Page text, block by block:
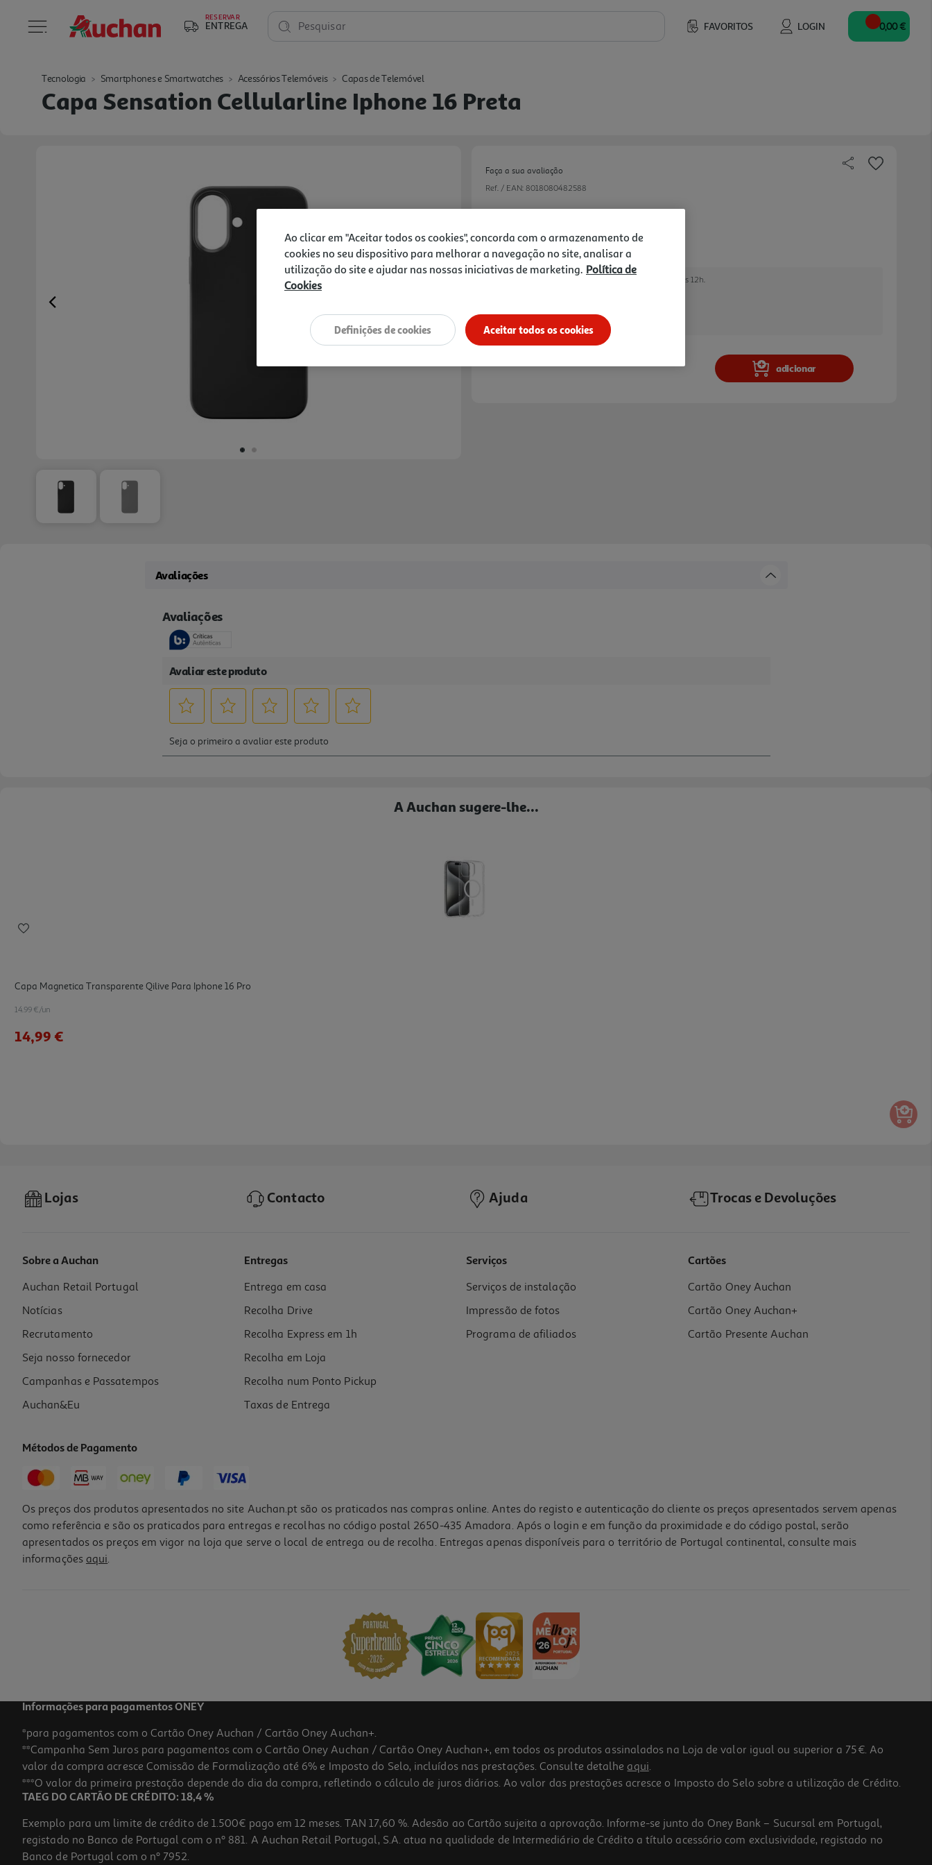
RESERVAR
ENTREGA FAVORITOS LOGIN
Pesquisar 0,00 €
Tecnologia Smartphones e Smartwatches Acessórios Telemóveis Capas de Telemóvel
Capa Sensation Cellularline Iphone 16 Preta
Previous
Faça a sua avaliação
Ref. / EAN: 8018080482588
24,99 €
, se encomendar até às 12h.
*Mediante disponibilidade de slot de entrega e stock em loja.
adicionar
Avaliações
A Auchan sugere-lhe...
Capa Magnetica Transparente Qilive Para Iphone 16 Pro
14.99 €/un
14,99 €
Capa Transparente Qilive 600179844 Iphone 16 Pro Max
5.99 €/un
5,99 €
Lojas Contacto Ajuda Trocas e Devoluções
Sobre a Auchan
Auchan Retail Portugal
Notícias
Recrutamento
Seja nosso fornecedor
Campanhas e Passatempos
Auchan&Eu
Entregas
Entrega em casa
Recolha Drive
Recolha Express em 1h
Recolha em Loja
Recolha num Ponto Pickup
Taxas de Entrega
Serviços
Serviços de instalação
Impressão de fotos
Programa de afiliados
Cartões
Cartão Oney Auchan
Cartão Oney Auchan+
Cartão Presente Auchan
Métodos de Pagamento
Os preços dos produtos apresentados no site Auchan.pt são os praticados nas compras online. Antes do registo e autenticação do cliente os preços apresentados servem apenas
como referência e são os praticados para entregas e recolhas no código postal 2650-435 Amadora. Após o login e em função da proximidade e do código postal, serão
apresentados os preços em vigor na loja que serve o local de entrega ou de recolha. Entregas apenas disponíveis para o território de Portugal continental, consulte mais
informações aqui.
Informações para pagamentos ONEY
*para pagamentos com o Cartão Oney Auchan / Cartão Oney Auchan+.
**Campanha Sem Juros para pagamentos com o Cartão Oney Auchan / Cartão Oney Auchan+, em todos os produtos assinalados na Loja de valor igual ou superior a 75€. Ao
valor da compra acresce Comissão de Formalização até 6% e Imposto do Selo, incluídos nas prestações. Consulte detalhe aqui.
***O valor da primeira prestação depende do dia da compra, refletindo o cálculo de juros diários. Ao valor das prestações acresce o Imposto do Selo sobre a utilização de Crédito.
TAEG DO CARTÃO DE CRÉDITO: 18,4 %
Exemplo para um limite de crédito de 1.500€ pago em 12 meses. TAN 17,60 %. Adesão ao Cartão sujeita a aprovação. Informe-se junto do Oney Bank – Sucursal em Portugal,
registado no Banco de Portugal com o nº 881. A Auchan Retail Portugal, S.A. atua na qualidade de Intermediário de Crédito a título acessório com exclusividade, registado no
Banco de Portugal com o nº 7952.
Ao clicar em "Aceitar todos os cookies", concorda com o armazenamento de
cookies no seu dispositivo para melhorar a navegação no site, analisar a
utilização do site e ajudar nas nossas iniciativas de marketing. Política de
Cookies
Aceitar todos os cookies
Definições de cookies